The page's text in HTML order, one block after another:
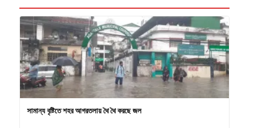
সামান্য বৃষ্টিতে শহর আগরতলায় থৈ থৈ করছে জল